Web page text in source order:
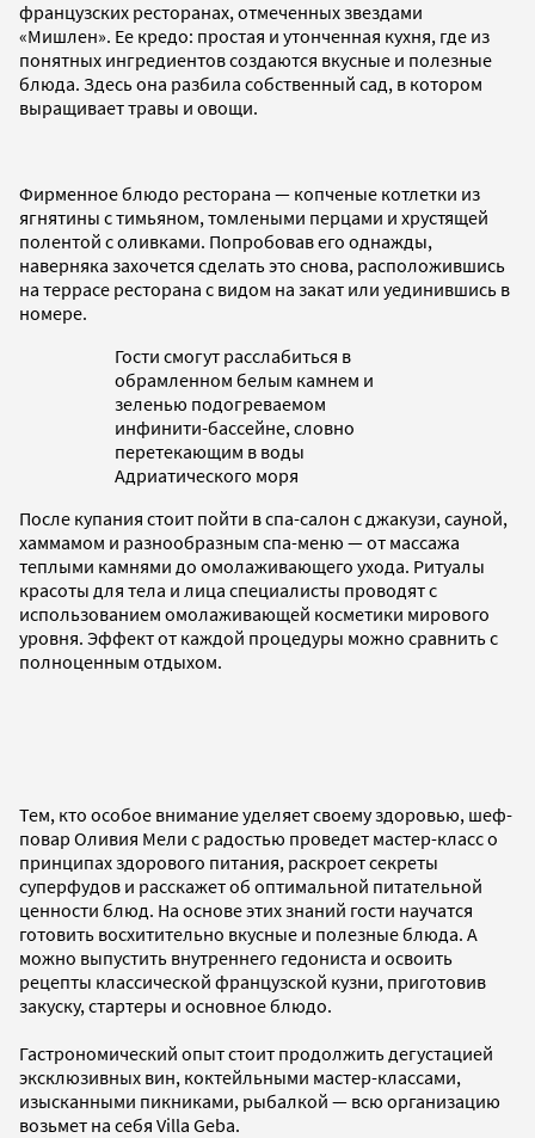
французских ресторанах, отмеченных звездами
«Мишлен». Ее кредо: простая и утонченная кухня, где из
понятных ингредиентов создаются вкусные и полезные
блюда. Здесь она разбила собственный сад, в котором
выращивает травы и овощи.
Фирменное блюдо ресторана — копченые котлетки из
ягнятины с тимьяном, томлеными перцами и хрустящей
полентой с оливками. Попробовав его однажды,
наверняка захочется сделать это снова, расположившись
на террасе ресторана с видом на закат или уединившись в
номере.
Гости смогут расслабиться в
обрамленном белым камнем и
зеленью подогреваемом
инфинити-бассейне, словно
перетекающим в воды
Адриатического моря
После купания стоит пойти в спа-салон с джакузи, сауной,
хаммамом и разнообразным спа-меню — от массажа
теплыми камнями до омолаживающего ухода. Ритуалы
красоты для тела и лица специалисты проводят с
использованием омолаживающей косметики мирового
уровня. Эффект от каждой процедуры можно сравнить с
полноценным отдыхом.
Тем, кто особое внимание уделяет своему здоровью, шеф-
повар Оливия Мели с радостью проведет мастер-класс о
принципах здорового питания, раскроет секреты
суперфудов и расскажет об оптимальной питательной
ценности блюд. На основе этих знаний гости научатся
готовить восхитительно вкусные и полезные блюда. А
можно выпустить внутреннего гедониста и освоить
рецепты классической французской кузни, приготовив
закуску, стартеры и основное блюдо.
Гастрономический опыт стоит продолжить дегустацией
эксклюзивных вин, коктейльными мастер-классами,
изысканными пикниками, рыбалкой — всю организацию
возьмет на себя Villa Geba.